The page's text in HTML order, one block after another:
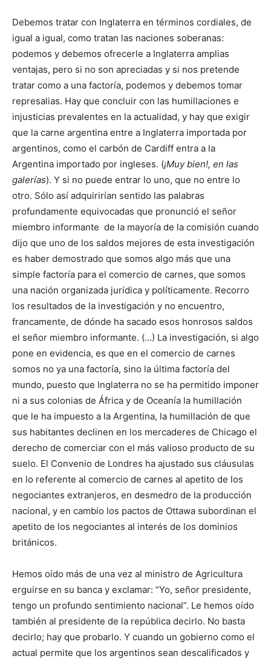
Debemos tratar con Inglaterra en términos cordiales, de
igual a igual, como tratan las naciones soberanas:
podemos y debemos ofrecerle a Inglaterra amplias
ventajas, pero si no son apreciadas y si nos pretende
tratar como a una factoría, podemos y debemos tomar
represalias. Hay que concluir con las humillaciones e
injusticias prevalentes en la actualidad, y hay que exigir
que la carne argentina entre a Inglaterra importada por
argentinos, como el carbón de Cardiff entra a la
Argentina importado por ingleses. (¡Muy bien!, en las
galerías). Y si no puede entrar lo uno, que no entre lo
otro. Sólo así adquirirían sentido las palabras
profundamente equivocadas que pronunció el señor
miembro informante de la mayoría de la comisión cuando
dijo que uno de los saldos mejores de esta investigación
es haber demostrado que somos algo más que una
simple factoría para el comercio de carnes, que somos
una nación organizada jurídica y políticamente. Recorro
los resultados de la investigación y no encuentro,
francamente, de dónde ha sacado esos honrosos saldos
el señor miembro informante. (…) La investigación, si algo
pone en evidencia, es que en el comercio de carnes
somos no ya una factoría, sino la última factoría del
mundo, puesto que Inglaterra no se ha permitido imponer
ni a sus colonias de África y de Oceanía la humillación
que le ha impuesto a la Argentina, la humillación de que
sus habitantes declinen en los mercaderes de Chicago el
derecho de comerciar con el más valioso producto de su
suelo. El Convenio de Londres ha ajustado sus cláusulas
en lo referente al comercio de carnes al apetito de los
negociantes extranjeros, en desmedro de la producción
nacional, y en cambio los pactos de Ottawa subordinan el
apetito de los negociantes al interés de los dominios
británicos.
Hemos oído más de una vez al ministro de Agricultura
erguirse en su banca y exclamar: “Yo, señor presidente,
tengo un profundo sentimiento nacional”. Le hemos oído
también al presidente de la república decirlo. No basta
decirlo; hay que probarlo. Y cuando un gobierno como el
actual permite que los argentinos sean descalificados y